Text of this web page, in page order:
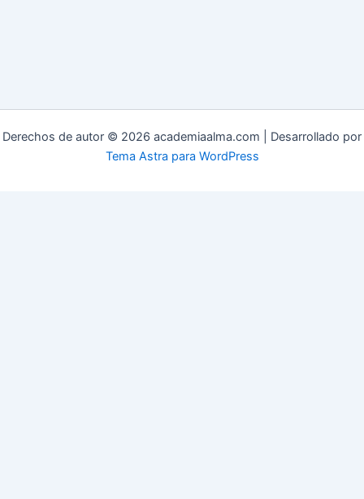
Derechos de autor © 2026 academiaalma.com | Desarrollado por
Tema Astra para WordPress